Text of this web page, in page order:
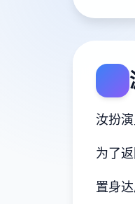
汝扮
为了
置身